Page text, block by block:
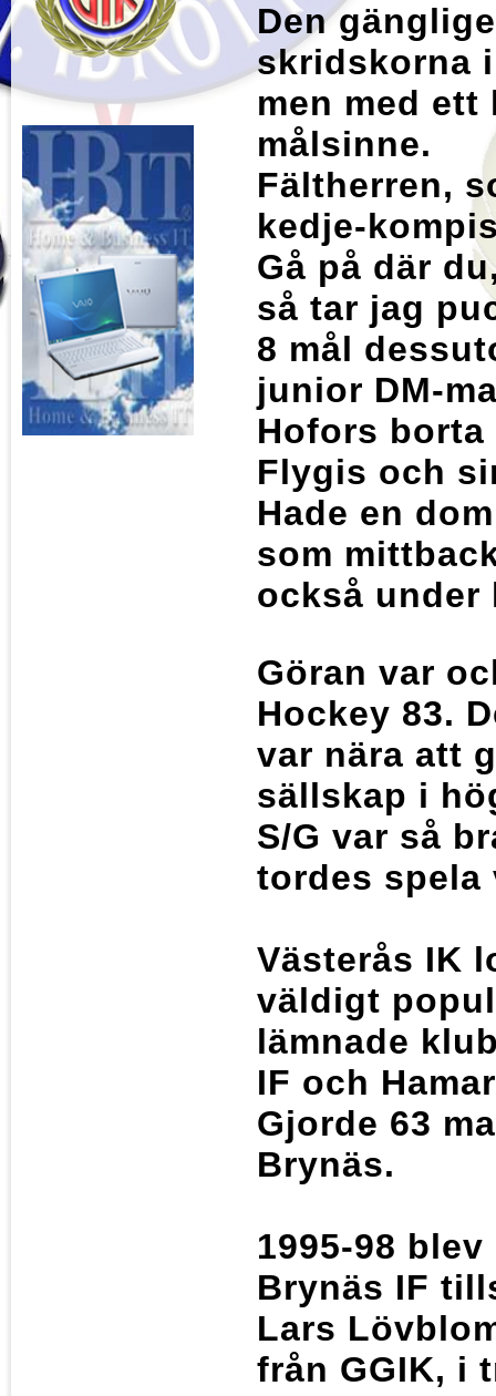
Den
skridskorna
men med
målsinne.
Fältherren,
kedje-
Gå på där
så tar jag
8 mål
junior DM-
Hofors
Flygis och
Hade en
som
också under
Göran var
Hockey 83.
var nära att
sällskap i
S/G var så
tordes spela
Västerås IK
väldigt
lämnade
IF och
Gjorde 63
Brynäs.
1995-98
Brynäs IF
Lars
från GGIK, i